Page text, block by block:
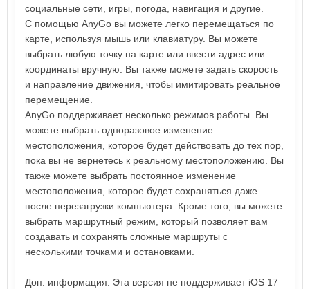
социальные сети, игры, погода, навигация и другие.
С помощью AnyGo вы можете легко перемещаться по
карте, используя мышь или клавиатуру. Вы можете
выбрать любую точку на карте или ввести адрес или
координаты вручную. Вы также можете задать скорость
и направление движения, чтобы имитировать реальное
перемещение.
AnyGo поддерживает несколько режимов работы. Вы
можете выбрать одноразовое изменение
местоположения, которое будет действовать до тех пор,
пока вы не вернетесь к реальному местоположению. Вы
также можете выбрать постоянное изменение
местоположения, которое будет сохраняться даже
после перезагрузки компьютера. Кроме того, вы можете
выбрать маршрутный режим, который позволяет вам
создавать и сохранять сложные маршруты с
несколькими точками и остановками.
Доп. информация: Эта версия не поддерживает iOS 17